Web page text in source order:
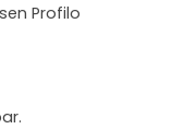
Profilo